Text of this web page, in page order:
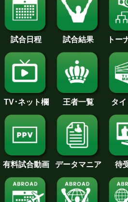
試合日程 試合結果 トー
TV･ネット欄 王者一覧 タ
有料試合動画 データマニア 待